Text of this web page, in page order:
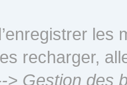
recharger,
> Gestion des